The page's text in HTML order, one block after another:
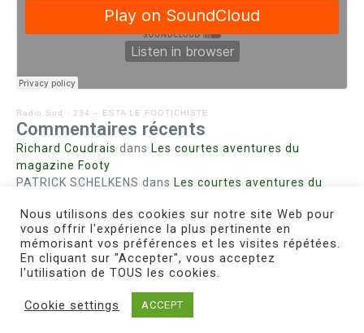
Radio Sud · 234 – ESTA LE FOOTICHISTE
Commentaires récents
Richard Coudrais dans Les courtes aventures du
magazine Footy
PATRICK SCHELKENS dans Les courtes aventures du
Bohn fabiennedans Intrigues sanglantes à Mulhouse
Steph. RUTA dansLust for Nice
MIRMANDdansPieds agiles et champignons
Copyright © 2026 Le Footichiste | Réalisé par
Nous utilisons des cookies sur notre site Web pour
vous offrir l'expérience la plus pertinente en
mémorisant vos préférences et les visites répétées.
En cliquant sur "Accepter", vous acceptez
l'utilisation de TOUS les cookies.
Cookie settings ACCEPT